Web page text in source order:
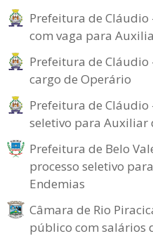
Prefeitura de Cláudio
com vaga para
Prefeitura de Cláudio
cargo de Operário
Prefeitura de Cláudio
seletivo para Auxiliar
Prefeitura de Belo
processo seletivo
Endemias
Câmara de Rio
público com salários